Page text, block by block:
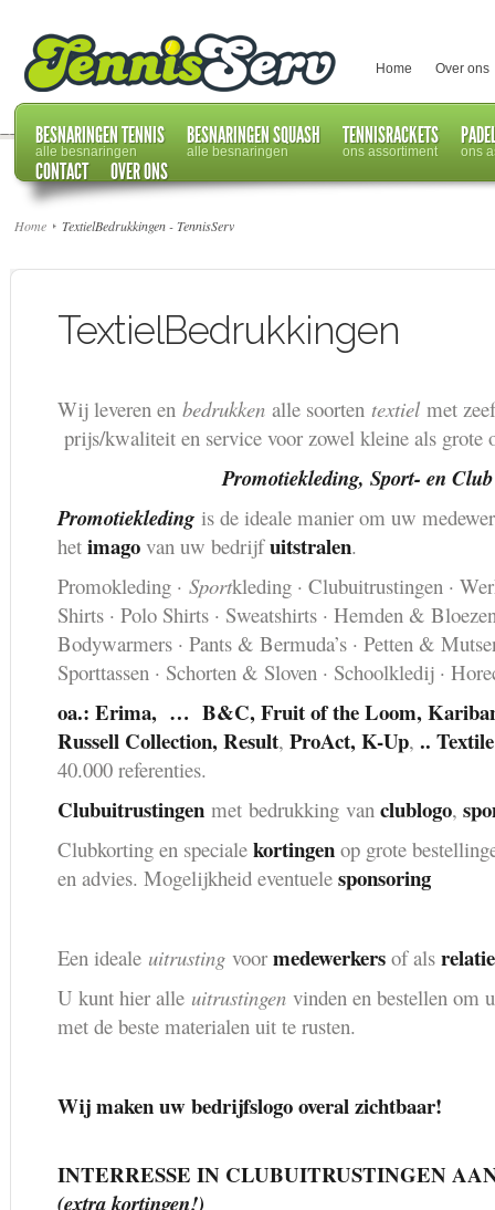
Home Over ons
BESNARINGEN TENNIS
alle besnaringen
BESNARINGEN SQUASH
alle besnaringen
TENNISRACKETS
ons assortiment ons
CONTACT OVER ONS
Home TextielBedrukkingen - TennisServ
TextielBedrukkingen
Wij leveren en bedrukken alle soorten textiel met
prijs/kwaliteit en service voor zowel kleine als grote
Promotiekleding, Sport- en Club
Promotiekleding is de ideale manier om uw
het imago van uw bedrijfuitstralen.
Promokleding · Sportkleding · Clubuitrustingen ·
Shirts · Polo Shirts · Sweatshirts · Hemden &
Bodywarmers · Pants & Bermuda’s · Petten &
Sporttassen · Schorten & Sloven · Schoolkledij ·
oa.: Erima, … B&C, Fruit of the Loom,
Russell Collection, Result, ProAct, K-Up, ..
40.000 referenties.
Clubuitrustingen met bedrukking van clublogo,
Clubkorting en speciale kortingen op grote
en advies. Mogelijkheid eventuele sponsoring
Een ideale uitrusting voor medewerkers of als
U kunt hier alle uitrustingen vinden en bestellen om
met de beste materialen uit te rusten.
Wij maken uw bedrijfslogo overal zichtbaar!
INTERRESSE IN CLUBUITRUSTINGEN
(extra kortingen!)